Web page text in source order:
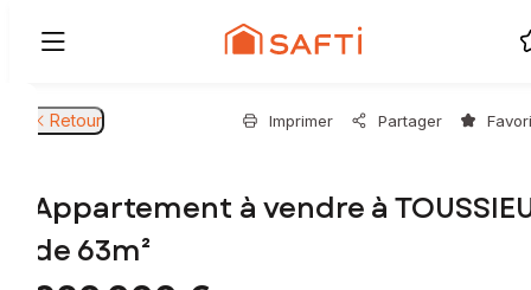
Retour Imprimer Partager
Appartement à vendre à
de 63m²